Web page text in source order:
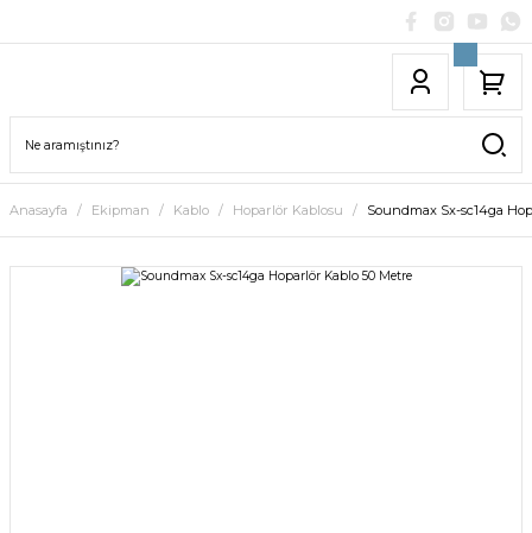
Anasayfa Ekipman Kablo Hoparlör Kablosu Soundmax Sx-sc14ga